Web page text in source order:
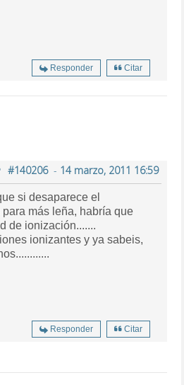
Responder Citar
#140206- 14 marzo, 2011 16:59
si desaparece el
para más leña, habría que
de ionización.......
ionizantes y ya sabeis,
Responder Citar